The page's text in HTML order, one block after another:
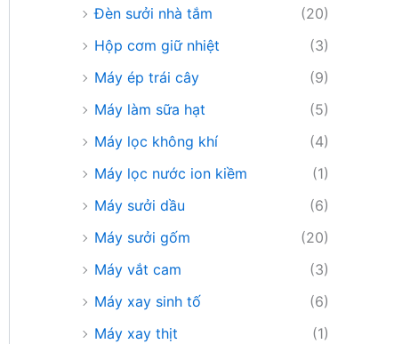
Đèn sưởi nhà tắm
(20)
Hộp cơm giữ nhiệt
(3)
Máy ép trái cây
(9)
Máy làm sữa hạt
(5)
Máy lọc không khí
(4)
Máy lọc nước ion kiềm
(1)
Máy sưởi dầu
(6)
Máy sưởi gốm
(20)
Máy vắt cam
(3)
Máy xay sinh tố
(6)
Máy xay thịt
(1)